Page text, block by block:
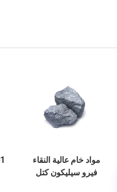
مواد خام عالية النقاء
فيرو سيليكون كتل